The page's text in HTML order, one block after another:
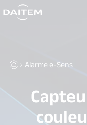
search.label
Alarme e-Sens